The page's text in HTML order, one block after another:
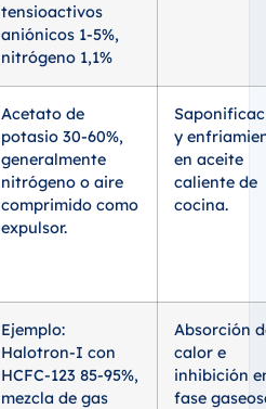
tensioactivos
aniónicos 1-5%,
nitrógeno 1,1%
Acetato de
potasio 30-60%,
generalmente
nitrógeno o aire
comprimido como
expulsor.
y
en aceite
caliente de
cocina.
Ejemplo:
Halotron-I con
HCFC-123 85-95%,
mezcla de gas
Absorción
calor e
inhibición
fase